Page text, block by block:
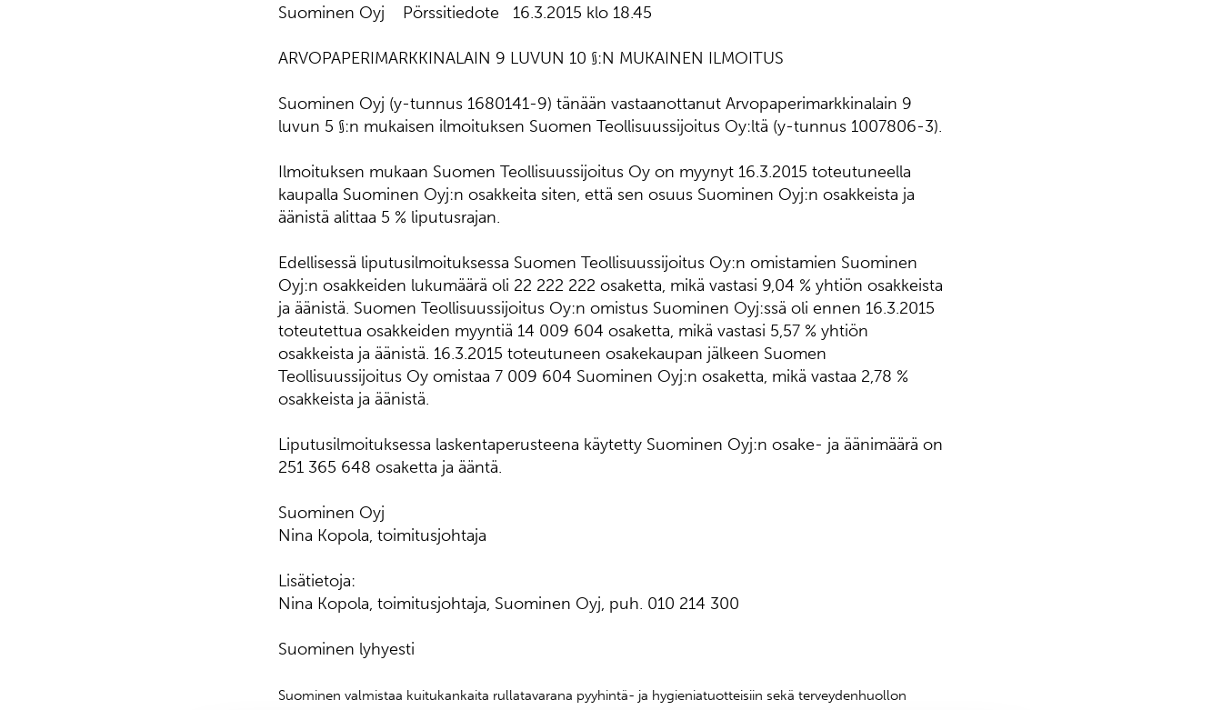
Suominen Oyj Pörssitiedote 16.3.2015 klo 18.45
ARVOPAPERIMARKKINALAIN 9 LUVUN 10 §:N MUKAINEN ILMOITUS
Suominen Oyj (y-tunnus 1680141-9) tänään vastaanottanut Arvopaperimarkkinalain 9
luvun 5 §:n mukaisen ilmoituksen Suomen Teollisuussijoitus Oy:ltä (y-tunnus 1007806-3).
Ilmoituksen mukaan Suomen Teollisuussijoitus Oy on myynyt 16.3.2015 toteutuneella
kaupalla Suominen Oyj:n osakkeita siten, että sen osuus Suominen Oyj:n osakkeista ja
äänistä alittaa 5 % liputusrajan.
Edellisessä liputusilmoituksessa Suomen Teollisuussijoitus Oy:n omistamien Suominen
Oyj:n osakkeiden lukumäärä oli 22 222 222 osaketta, mikä vastasi 9,04 % yhtiön osakkeista
ja äänistä. Suomen Teollisuussijoitus Oy:n omistus Suominen Oyj:ssä oli ennen 16.3.2015
toteutettua osakkeiden myyntiä 14 009 604 osaketta, mikä vastasi 5,57 % yhtiön
osakkeista ja äänistä. 16.3.2015 toteutuneen osakekaupan jälkeen Suomen
Teollisuussijoitus Oy omistaa 7 009 604 Suominen Oyj:n osaketta, mikä vastaa 2,78 %
osakkeista ja äänistä.
Liputusilmoituksessa laskentaperusteena käytetty Suominen Oyj:n osake- ja äänimäärä on
251 365 648 osaketta ja ääntä.
Suominen Oyj
Nina Kopola, toimitusjohtaja
Lisätietoja:
Nina Kopola, toimitusjohtaja, Suominen Oyj, puh. 010 214 300
Suominen lyhyesti
Suominen valmistaa kuitukankaita rullatavarana pyyhintä- ja hygieniatuotteisiin sekä terveydenhuollon